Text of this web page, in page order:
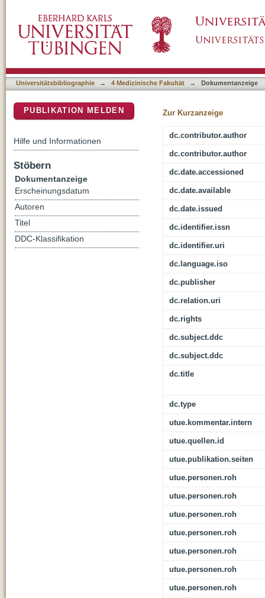
Universitätsbibliographie → 4 Medizinische Fakultät → Dokumentanzeige
Zur Kurzanzeige
dc.contributor.author
dc.contributor.author
dc.date.accessioned
dc.date.available
dc.date.issued
dc.identifier.issn
dc.identifier.uri
dc.language.iso
dc.publisher
dc.relation.uri
dc.rights
dc.subject.ddc
dc.subject.ddc
dc.title
dc.type
utue.kommentar.intern
utue.quellen.id
utue.publikation.seiten
utue.personen.roh
utue.personen.roh
utue.personen.roh
utue.personen.roh
utue.personen.roh
utue.personen.roh
utue.personen.roh
PUBLIKATION MELDEN
Hilfe und Informationen
Stöbern
Dokumentanzeige
Erscheinungsdatum
Autoren
Titel
DDC-Klassifikation